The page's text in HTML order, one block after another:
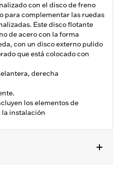
con el disco de freno
para complementar las ruedas
Este disco flotante
de acero con la forma
con un disco externo pulido
que está colocado con
derecha
los elementos de
la instalación